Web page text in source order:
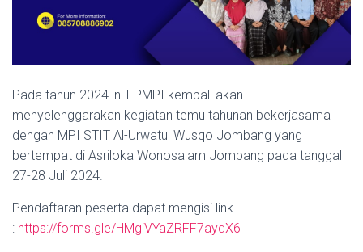
Pada tahun 2024 ini FPMPI kembali akan
menyelenggarakan kegiatan temu tahunan bekerjasama
dengan MPI STIT Al-Urwatul Wusqo Jombang yang
bertempat di Asriloka Wonosalam Jombang pada tanggal
27-28 Juli 2024.
Pendaftaran peserta dapat mengisi link
: https://forms.gle/HMgiVYaZRFF7ayqX6